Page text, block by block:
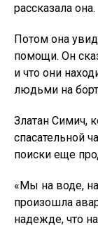
рассказала она.
Потом она
помощи. Он
и что они
людьми на
Златан Симич,
спасательной
поиски еще
«Мы на воде,
произошла
надежде, что